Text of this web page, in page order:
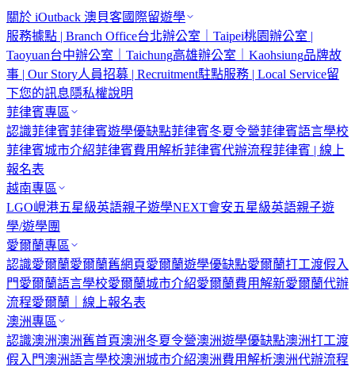
關於 iOutback 澳貝客國際留遊學
服務據點 | Branch Office台北辦公室｜Taipei桃園辦公室 |
Taoyuan台中辦公室｜Taichung高雄辦公室｜Kaohsiung品牌故
事 | Our Story人員招募 | Recruitment駐點服務 | Local Service留
下您的訊息隱私權說明
菲律賓專區
認識菲律賓菲律賓遊學優缺點菲律賓冬夏令營菲律賓語言學校
菲律賓城市介紹菲律賓費用解析菲律賓代辦流程菲律賓 | 線上
報名表
越南專區
LGO峴港五星級英語親子遊學NEXT會安五星級英語親子遊
學/遊學團
愛爾蘭專區
認識愛爾蘭愛爾蘭舊網頁愛爾蘭遊學優缺點愛爾蘭打工渡假入
門愛爾蘭語言學校愛爾蘭城市介紹愛爾蘭費用解新愛爾蘭代辦
流程愛爾蘭｜線上報名表
澳洲專區
認識澳洲澳洲舊首頁澳洲冬夏令營澳洲遊學優缺點澳洲打工渡
假入門澳洲語言學校澳洲城市介紹澳洲費用解析澳洲代辦流程